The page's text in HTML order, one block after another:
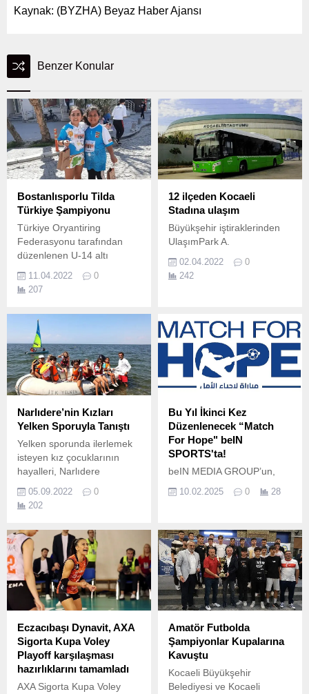
Kaynak: (BYZHA) Beyaz Haber Ajansı
Benzer Konular
Bostanlısporlu Tilda
Türkiye Şampiyonu
Türkiye Oryantiring
Federasyonu tarafından
düzenlenen U-14 altı
Şampiyonası’nda
Bostanlıspor’a Türkiye
11.04.2022
0
207
12 ilçeden Kocaeli
Stadına ulaşım
Büyükşehir iştiraklerinden
UlaşımPark A.
02.04.2022
0
242
Narlıdere’nin Kızları
Yelken Sporuyla Tanıştı
Yelken sporunda ilerlemek
isteyen kız çocuklarının
hayalleri, Narlıdere
Federasyonu ve İzmir Türk
Koleji (İTK) Yelken Spor
oldu.
05.09.2022
0
202
Bu Yıl İkinci Kez
Düzenlenecek “Match
For Hope" beIN
SPORTS'ta!
beIN MEDIA GROUP’un,
topluluklara daha iyi bir
bu yıl ikincisi düzenlenecek
‘Match For Hope’, 14
Şubat’ta Doha’da bulunan
974 Stadyumu’nda
oynanacak.
10.02.2025 0 28
Eczacıbaşı Dynavit, AXA
Sigorta Kupa Voley
Playoff karşılaşması
hazırlıklarını tamamladı
AXA Sigorta Kupa Voley
Amatör Futbolda
Şampiyonlar Kupalarına
Kavuştu
Kocaeli Büyükşehir
Belediyesi ve Kocaeli